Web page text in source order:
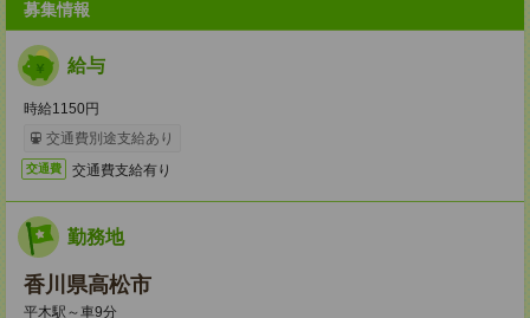
募集情報
給与
時給1150円
交通費別途支給あり
交通費 交通費支給有り
勤務地
香川県高松市
平木駅～車9分